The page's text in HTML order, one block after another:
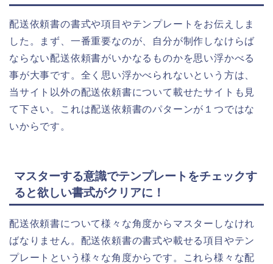
配送依頼書の書式や項目やテンプレートをお伝えしま
した。まず、一番重要なのが、自分が制作しなけらば
ならない配送依頼書がいかなるものかを思い浮かべる
事が大事です。全く思い浮かべられないという方は、
当サイト以外の配送依頼書について載せたサイトも見
て下さい。これは配送依頼書のパターンが１つではな
いからです。
マスターする意識でテンプレートをチェックす
ると欲しい書式がクリアに！
配送依頼書について様々な角度からマスターしなけれ
ばなりません。配送依頼書の書式や載せる項目やテン
プレートという様々な角度からです。これら様々な配